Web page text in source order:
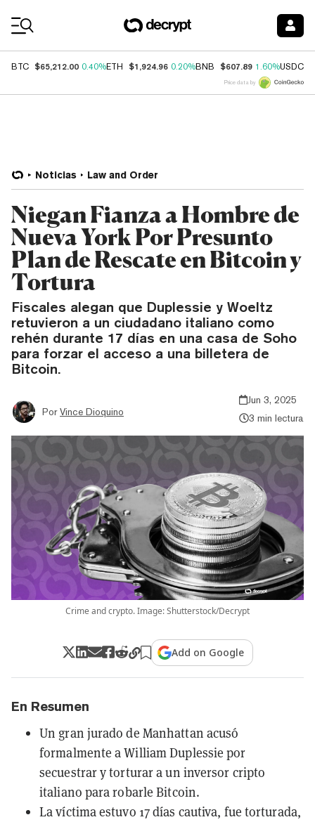
BTC $65,212.00 0.40%ETH $1,924.96 0.20%BNB $607.89 1.60%USDC
Price data by
Noticias Law and Order
Niegan Fianza a Hombre de
Nueva York Por Presunto
Plan de Rescate en Bitcoin y
Tortura
Fiscales alegan que Duplessie y Woeltz
retuvieron a un ciudadano italiano como
rehén durante 17 días en una casa de Soho
para forzar el acceso a una billetera de
Bitcoin.
Por Vince Dioquino
Jun 3, 2025
3 min lectura
Crime and crypto. Image: Shutterstock/Decrypt
Add on Google
En Resumen
Un gran jurado de Manhattan acusó
formalmente a William Duplessie por
secuestrar y torturar a un inversor cripto
italiano para robarle Bitcoin.
La víctima estuvo 17 días cautiva, fue torturada,